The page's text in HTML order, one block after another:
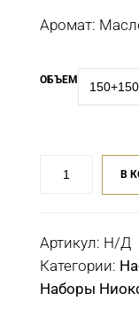
Аромат:
ОБЪЕМ
ступенчатая
система
Nioxin
В
Артикул: Н/Д
Категории:
Наборы